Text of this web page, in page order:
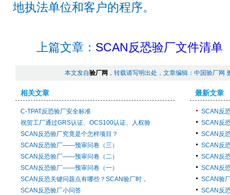
地执法单位和客户的程序。
上篇文章： SCAN反恐验厂文件清单
本文发自验厂网 ，转载请写明出处，文章编辑：中国验厂网
相关文章
C-TPAT反恐验厂安全标准
祝贺工厂通过GRS认证、OCS100认证、人权验
SCAN反恐验厂究竟是个怎样项目？
SCAN反恐验厂——预审问卷（三）
SCAN反恐验厂——预审问卷（二）
SCAN反恐验厂——预审问卷（一）
SCAN反恐关键问题点有哪些？SCAN验厂时，
SCAN反恐验厂小问答
最新文章
SCAN反
SCAN反
SCAN反
SCAN反
SCAN反
SCAN反
SCAN验
SCAN反